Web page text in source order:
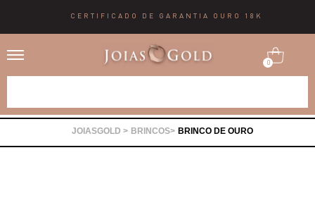
CERTIFICADO DE GARANTIA OURO 18K
0
BRINCOS BRINCO DE OURO